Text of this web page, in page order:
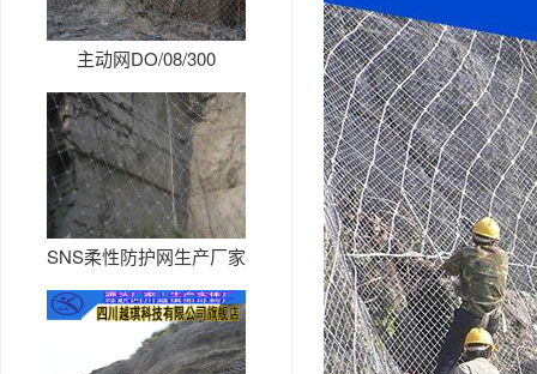
主动网DO/08/300
SNS柔性防护网生产厂家